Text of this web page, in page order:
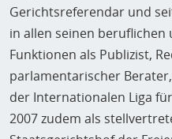
Gerichtsreferendar und
in allen seinen
Funktionen als Publizist,
parlamentarischer
der Internationalen Liga
2007 zudem als